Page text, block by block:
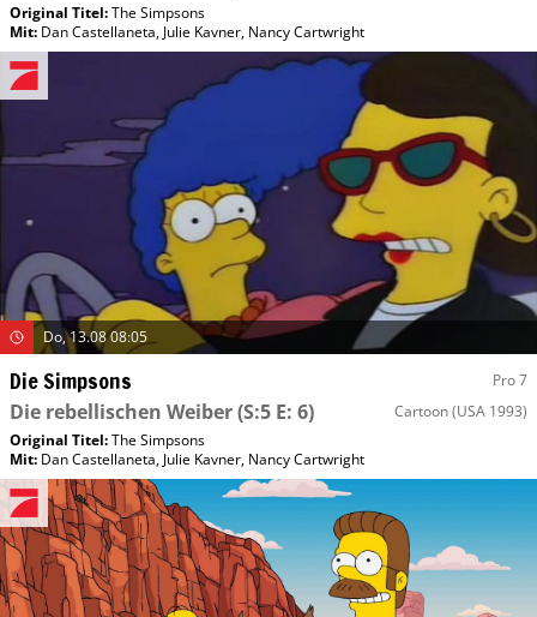
Original Titel:The Simpsons
Mit: Dan Castellaneta, Julie Kavner, Nancy Cartwright
Do, 13.08 08:05
Die Simpsons Pro 7
Die rebellischen Weiber(S:5 E: 6) Cartoon(USA 1993)
Original Titel:The Simpsons
Mit: Dan Castellaneta, Julie Kavner, Nancy Cartwright